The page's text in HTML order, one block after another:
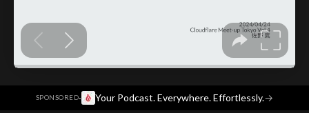
SPONSORED· Your Podcast. Everywhere. Effortlessly.→